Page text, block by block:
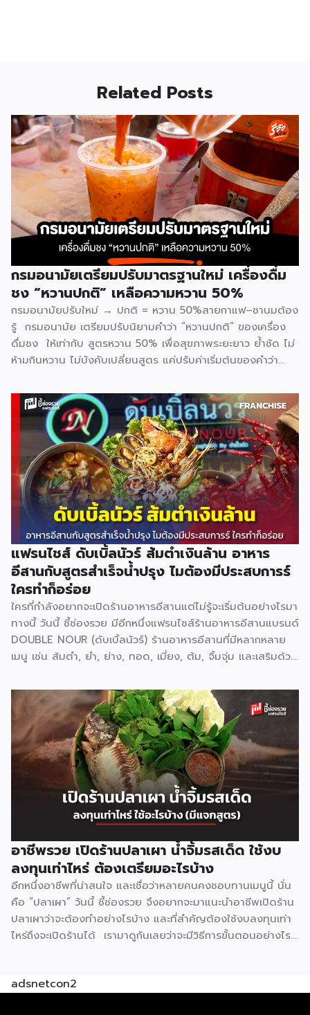
Related Posts
กรมอนามัยเตรียมปรับมาตรฐานใหม่ เครื่องดื่ม
ชง “หวานปกติ” เหลือความหวาน 50%
กรมอนามัยปรับใหม่ → ปกติ = หวาน 50%สายกาแฟ–ชานมต้อง
รู้ กรมอนามัย เตรียมปรับนิยามคำว่า “หวานปกติ” ของเครื่อง
ดื่มชง ให้เท่ากับ สูตรหวาน 50% เพื่อสุขภาพระยะยาว ย้ำชัด ไม่
ห้ามกินหวาน ไม่บังคับเปลี่ยนสูตร แค่ปรับค่าเริ่มต้นของคำว่า
การวัดเปอร์เซ็นต์ความหวานและความเท่ากันของแต่ละร้าน จะมี
การชี้แจงรายละเอียดเพิ่มเติมในการเปิดตัวอย่างเป็นทางการวันที่
11 กุมภาพันธ์นี้ แบรนด์ที่เข้าร่วม Inthanin / Cafe Amazon /
All Cafe / Bellinee’s / Black Canyon สามารถติดตาม
ข้อมูลแบบอินไซด์อื่น ๆได้ที่ Facebook : รีวิวอินไซด์ Website
: ชี้ช่องรวย
แฟรนไชส์ ดับเบิ้ลนัวร์ ส้มตำเงินล้าน อาหาร
อีสานกับสูตรสำเร็จน้ำปรุง ไมต้องมีประสบการร์
ใครทำก็อร่อย
ใครที่กำลังอยากจะเปิดร้านอาหารอีสานแต่ไม่รู้จะเริ่มต้นอย่างไรมา
ทางนี้ วันนี้ ชี้ช่องรวย มีอีกหนึ่งแฟรนไชส์ร้านอาหารอีสานแบรนด์
DOUBLE NOUR (ดับเบิ้ลนัวร์) ร้านอาหารอีสานที่มีหลากหลาย
เมนู เช่น ส้มตำ, ยำ, ย่าง, ทอด, เมี่ยง, ต้ม, จิ้มจุ่ม และเสริมด้วย
ลูกค้าได้อย่างครอบคลุม ที่ปัจจุบันขยายสาขาไปแล้วเกือบ 10
สาขา แฟรนไชส์ ดับเบิ้ลนัวร์ ยึดมั่นในคอนเซ็ป ใครทำ ใครตำ ก็
อร่อย ด้วยน้ำปรุงสำเร็จ สูตรเฉพาะกว่า 20 น้ำปรุง เช่น น้ำตำ
น้ำยำ น้ำต้ม น้ำจิ้มต่างๆ ช่วยให้สามารถปรุงอาหารได้ง่าย ลดขั้น
ตอนการทำ รสชาติเป็นมาตรฐานเดียวกันทุกครั้ง ไม่จำเป็นต้องใช้
เชฟมืออาชีพก็สามารถทำได้ ตอบโจทย์ได้เป็นอย่างดีสำหรับการ
เปิดร้านอาหารหมดกังวลเรื่องขาดพ่อครัวแม่ครัว สำหรับรูปแบบ
การลงทุนแฟรนไชส์ ดับเบิ้ลนัวร์ มีให้เลือกถึง 3 รูปแบบ แฟรน
ไชส์ Size S ราคา 149,000 บาท รูปแบบสำหรับ […]
อาชีพรวย เปิดร้านปลาเผา น้ำจิ้มรสเด็ด ใช้งบ
ลงทุนเท่าไหร่ ต้องเตรียมอะไรบ้าง
อีกหนึ่งอาชีพที่น่าสนใจ และเชื่อว่าหลายคนคงชอบทานเมนูนี้ นั่น
คือ “ปลาเผา” วันนี้ ชี้ช่องรวย จึงอยากจะมาแนะนำอาชีพเปิดร้าน
ปลาเผาว่าจะต้องทำอย่างไรบ้าง และที่สำคัญต้องใช้งบลงทุนเท่า
ไหร่ถึงจะเปิดร้านได้ เรามาดูกันเลยว่าจะมีวิธีการขั้นตอนอย่างไร
ผู้คนพลุกพล่อน เช่น ตลาดนัด แหล่งชุมชน ย่านธุรกิจ ย่าน
adsnetcon2